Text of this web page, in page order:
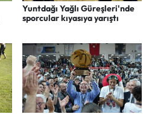
Yuntdağı Yağlı Güreşleri'nde
sporcular kıyasıya yarıştı